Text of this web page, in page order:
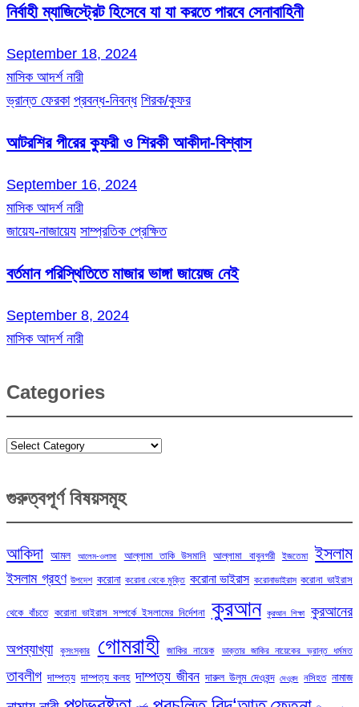
নির্বাহী ম্যাজিস্ট্রেট হিসেবে যা যা করতে পারবে সেনাবাহিনী
September 18, 2024
মাসিক আদর্শ নারী
ভ্রান্ত ফেরকা প্রবন্ধ-নিবন্ধ শিরক/কুফর
আটরশির পীরের কুফরী ও শিরকী আকীদা-বিশ্বাস
September 16, 2024
মাসিক আদর্শ নারী
জায়েয-নাজায়েয সাম্প্রতিক প্রেক্ষিত
বর্তমান পরিস্থিতিতে মাজার ভাঙ্গা জায়েজ নেই
September 8, 2024
মাসিক আদর্শ নারী
Categories
Categories
গুরুত্বপূর্ণ বিষয়সমূহ
আকিদা আমল আলেম-ওলামা আল্লামা তাকি উসমানি আল্লামা বাবুনগরী ইজতেমা ইসলাম
ইসলাম গ্রহণ উপদেশ করোনা করোনা থেকে মুক্তি করোনা ভাইরাস করোনাভাইরাস করোনা ভাইরাস
থেকে বাঁচতে করোনা ভাইরাস সম্পর্কে ইসলামের নির্দেশনা কুরআন কুরআন শিক্ষা কুরআনের
অপব্যাখ্যা কুসংস্কার গোমরাহী জাকির নায়েক ডাক্তার জাকির নায়েকের ভ্রান্ত ধর্মমত
তাবলীগ দাম্পত্য দাম্পত্য কলহ দাম্পত্য জীবন দারুল উলুম দেওবন্দ দেওবন্দ নসিহত নামাজ